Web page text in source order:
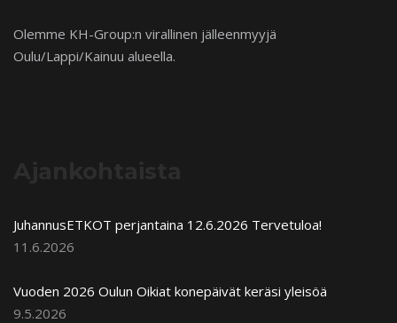
Olemme KH-Group:n virallinen jälleenmyyjä
Oulu/Lappi/Kainuu alueella.
JuhannusETKOT perjantaina 12.6.2026 Tervetuloa!
11.6.2026
Vuoden 2026 Oulun Oikiat konepäivät keräsi yleisöä
9.5.2026